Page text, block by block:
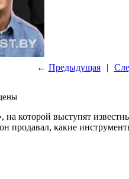
← Предыдущая |
которой выступят
продавал, какие